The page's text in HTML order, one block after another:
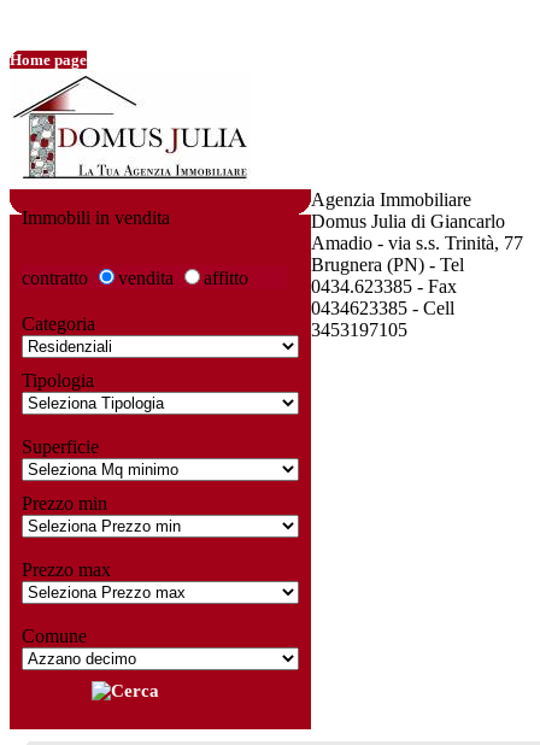
Home page
Immobili in vendita
contratto vendita affitto
Categoria
Tipologia
Superficie
Prezzo min
Prezzo max
Comune
Agenzia Immobiliare
Domus Julia di Giancarlo
Amadio - via s.s. Trinità, 77
Brugnera (PN) - Tel
0434.623385 - Fax
0434623385 - Cell
3453197105